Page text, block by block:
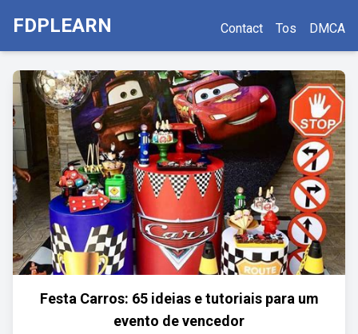
FDPLEARN Contact Tos DMCA
Festa Carros: 65 ideias e tutoriais para um
evento de vencedor